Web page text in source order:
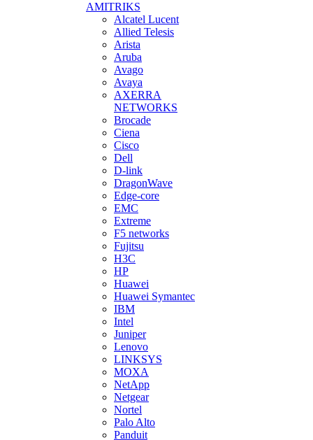
AMITRIKS
Alcatel Lucent
Allied Telesis
Arista
Aruba
Avago
Avaya
AXERRA
NETWORKS
Brocade
Ciena
Cisco
Dell
D-link
DragonWave
Edge-core
EMC
Extreme
F5 networks
Fujitsu
H3С
HP
Huawei
Huawei Symantec
IBM
Intel
Juniper
Lenovo
LINKSYS
MOXA
NetApp
Netgear
Nortel
Palo Alto
Panduit